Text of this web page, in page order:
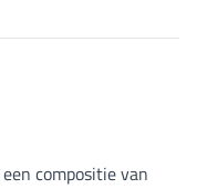
compositie van